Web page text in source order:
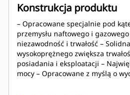
Konstrukcja produktu
– Opracowane specjalnie pod
przemysłu naftowego i
niezawodność i trwałość –
wysokoprężnego zwiększa
posiadania i eksploatacji –
mocy – Opracowane z myślą o